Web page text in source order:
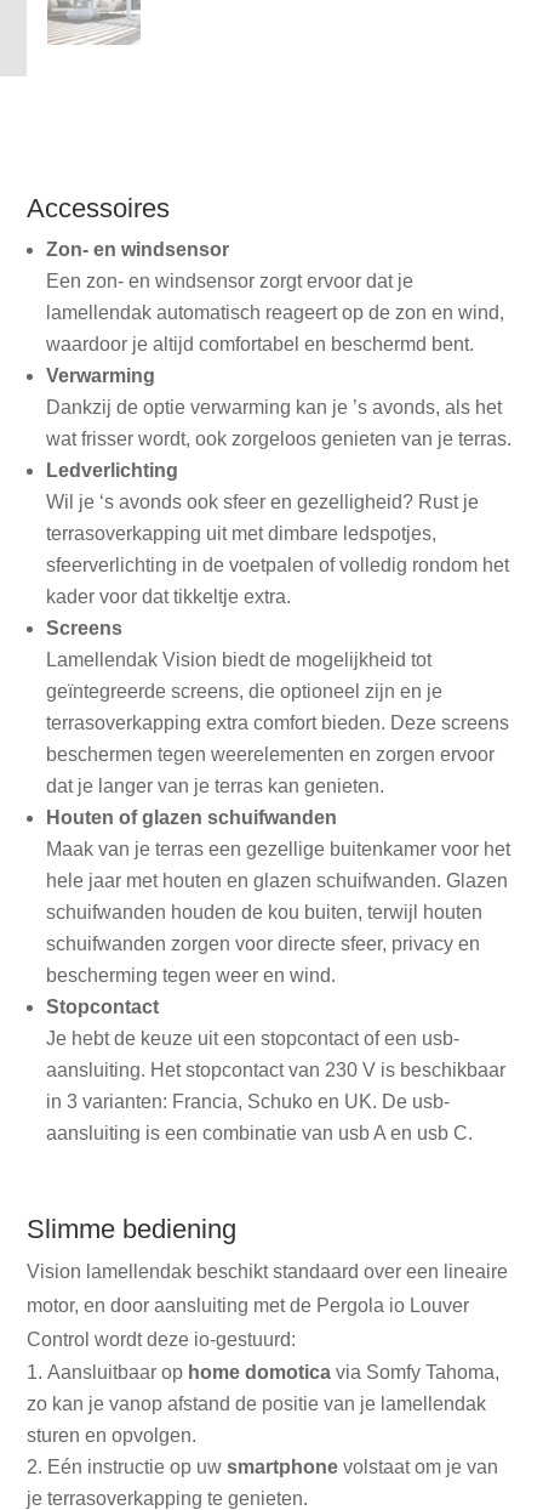
Accessoires
Zon- en windsensor
Een zon- en windsensor zorgt ervoor dat je
lamellendak automatisch reageert op de zon en wind,
waardoor je altijd comfortabel en beschermd bent.
Verwarming
Dankzij de optie verwarming kan je ’s avonds, als het
wat frisser wordt, ook zorgeloos genieten van je terras.
Ledverlichting
Wil je ‘s avonds ook sfeer en gezelligheid? Rust je
terrasoverkapping uit met dimbare ledspotjes,
sfeerverlichting in de voetpalen of volledig rondom het
kader voor dat tikkeltje extra.
Screens
Lamellendak Vision biedt de mogelijkheid tot
geïntegreerde screens, die optioneel zijn en je
terrasoverkapping extra comfort bieden. Deze screens
beschermen tegen weerelementen en zorgen ervoor
dat je langer van je terras kan genieten.
Houten of glazen schuifwanden
Maak van je terras een gezellige buitenkamer voor het
hele jaar met houten en glazen schuifwanden. Glazen
schuifwanden houden de kou buiten, terwijl houten
schuifwanden zorgen voor directe sfeer, privacy en
bescherming tegen weer en wind.
Stopcontact
Je hebt de keuze uit een stopcontact of een usb-
aansluiting. Het stopcontact van 230 V is beschikbaar
in 3 varianten: Francia, Schuko en UK. De usb-
aansluiting is een combinatie van usb A en usb C.
Slimme bediening
Vision lamellendak beschikt standaard over een lineaire
motor, en door aansluiting met de Pergola io Louver
Control wordt deze io-gestuurd:
Aansluitbaar op home domotica via Somfy Tahoma,
zo kan je vanop afstand de positie van je lamellendak
sturen en opvolgen.
Eén instructie op uwsmartphone volstaat om je van
je terrasoverkapping te genieten.